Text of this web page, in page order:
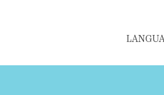
LANGUAGE